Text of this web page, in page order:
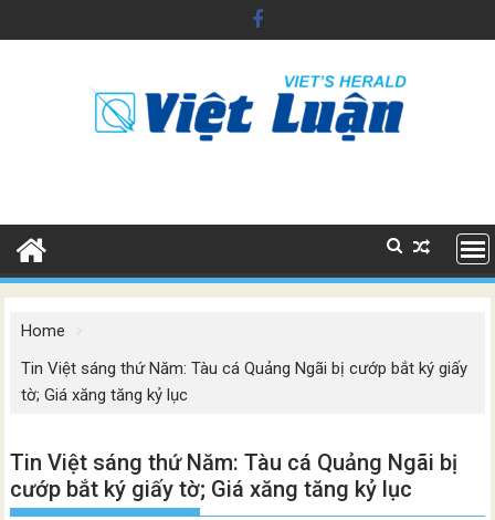
to
Home
Tin Việt sáng thứ Năm: Tàu cá Quảng Ngãi bị cướp bắt ký giấy
tờ; Giá xăng tăng kỷ lục
Tin Việt sáng thứ Năm: Tàu cá Quảng Ngãi bị
cướp bắt ký giấy tờ; Giá xăng tăng kỷ lục